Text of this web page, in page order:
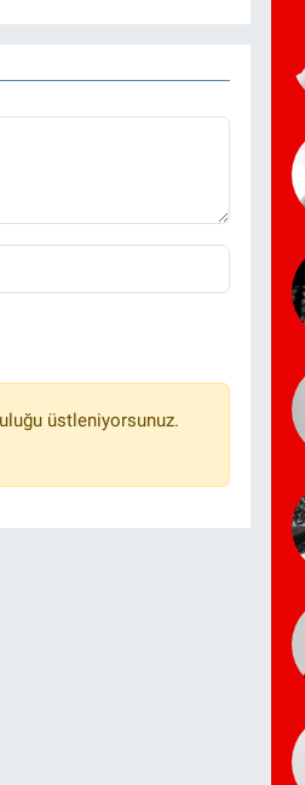
üstleniyorsunuz.